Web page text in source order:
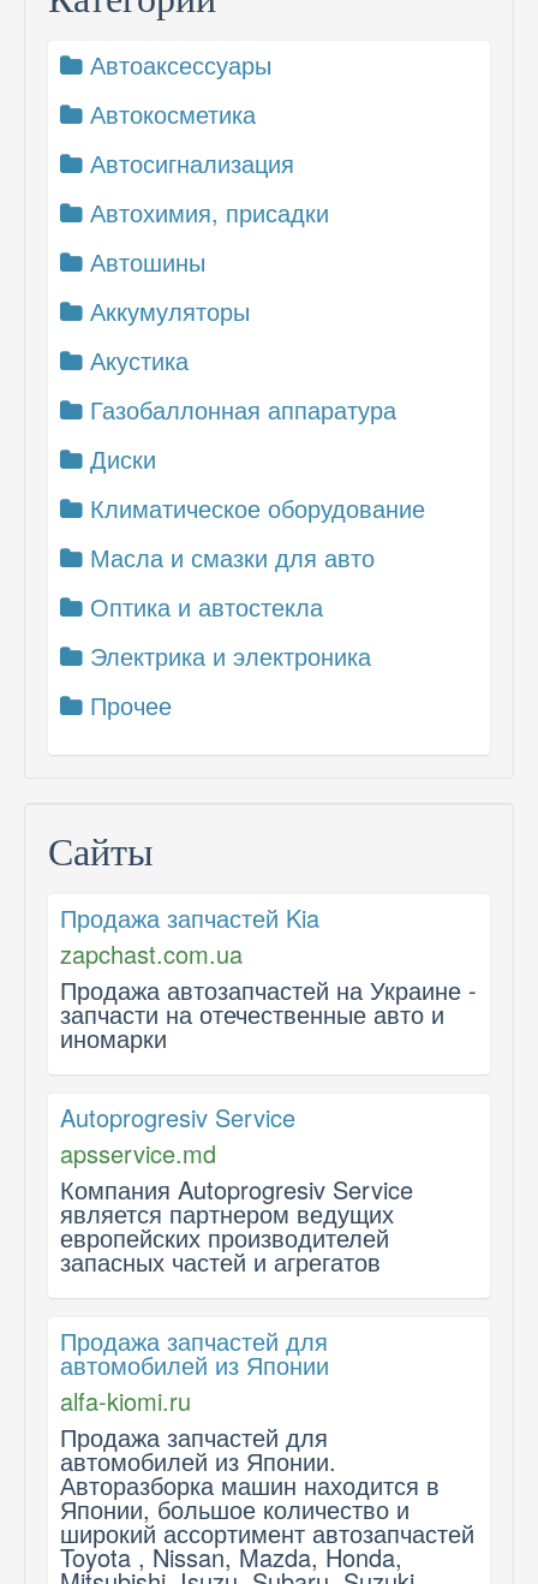
Автоаксессуары
Автокосметика
Автосигнализация
Автохимия, присадки
Автошины
Аккумуляторы
Акустика
Газобаллонная аппаратура
Диски
Климатическое оборудование
Масла и смазки для авто
Оптика и автостекла
Электрика и электроника
Прочее
Сайты
Продажа запчастей Kia
zapchast.com.ua
Продажа автозапчастей на Украине -
запчасти на отечественные авто и
иномарки
Autoprogresiv Service
apsservice.md
Компания Autoprogresiv Service
является партнером ведущих
европейских производителей
запасных частей и агрегатов
Продажа запчастей для
автомобилей из Японии
alfa-kiomi.ru
Продажа запчастей для
автомобилей из Японии.
Авторазборка машин находится в
Японии, большое количество и
широкий ассортимент автозапчастей
Toyota , Nissan, Mazda, Honda,